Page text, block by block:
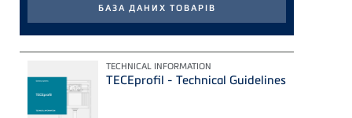
TECHNICAL INFORMATION
TECEprofil - Technical Guidelines